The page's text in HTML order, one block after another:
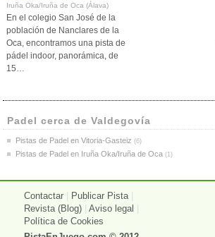
Iruña Oka/Iruña de Oca (Álava)
En el colegio San José de la
población de Nanclares de la
Oca, encontramos una pista de
pádel indoor, panorámica, de
15…
Padel cerca de Valdegovía
Pistas de Padel en Vitoria-Gasteiz (6)
Pistas de Padel en Iruña Oka/Iruña de Oca (1)
Contactar Publicar Pista
Revista (Blog)
Aviso legal
Política de Cookies